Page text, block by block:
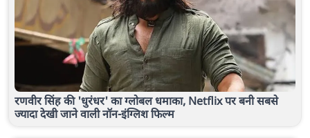
रणवीर सिंह की 'धुरंधर' का ग्लोबल धमाका, Netflix पर बनी सबसे
ज्यादा देखी जाने वाली नॉन-इंग्लिश फिल्म